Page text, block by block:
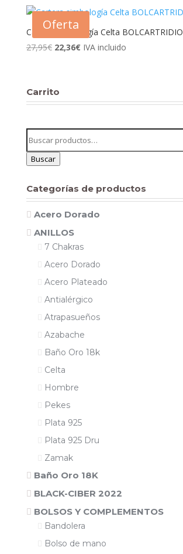
era:
es:
20,76€.
Oferta
Cartera simbología Celta BOLCARTRIDIO
27,95€ El
era:
27,95€.
22,36€El
22,36€.
IVA incluido
Carrito
Buscar
Categorías de productos
Acero Dorado
ANILLOS
7 Chakras
Acero Dorado
Acero Plateado
Antialérgico
Atrapasueños
Azabache
Baño Oro 18k
Celta
Hombre
Pekes
Plata 925
Plata 925 Dru
Zamak
Baño Oro 18K
BLACK-CIBER 2022
BOLSOS Y COMPLEMENTOS
Bandolera
Bolso de mano